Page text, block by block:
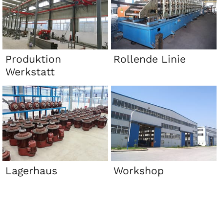
Produktion
Werkstatt
Rollende Linie
Lagerhaus Workshop